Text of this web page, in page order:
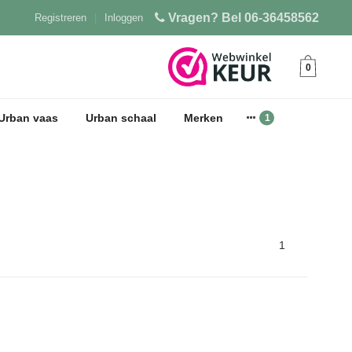
Vragen? Bel 06-36458562
Inloggen
Registreren
0
vaas Urban schaal Merken
1